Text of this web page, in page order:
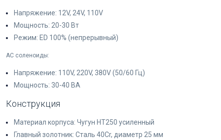
Напряжение: 12V, 24V, 110V
Мощность: 20-30 Вт
Режим: ED 100% (непрерывный)
AC соленоиды:
Напряжение: 110V, 220V, 380V (50/60 Гц)
Мощность: 30-40 ВА
Конструкция
Материал корпуса: Чугун HT250 усиленный
Главный золотник: Сталь 40Cr, диаметр 25 мм